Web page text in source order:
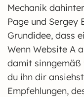
Mechanik
Page und Sergey
Grundidee, dass
Wenn Website A
damit sinngemäß
du ihn dir
Empfehlungen,